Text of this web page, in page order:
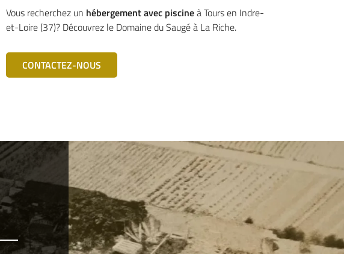
Vous recherchez un hébergement avec piscineà Tours en Indre-
et-Loire (37)? Découvrez le Domaine du Saugé à La Riche.
CONTACTEZ-NOUS